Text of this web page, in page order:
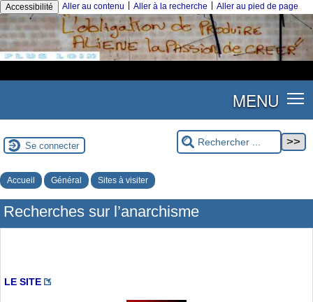
Accessibilité Aller au contenu Aller à la recherche Aller au pied de page
MENU
Se connecter
Accueil Général Sites à visiter
Recherches sur l’anarchisme
LE SITE